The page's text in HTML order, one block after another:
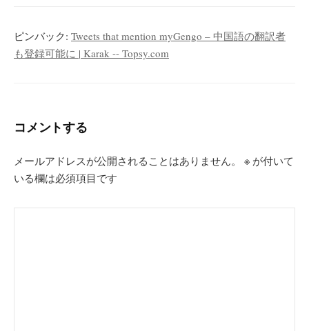
ピンバック: Tweets that mention myGengo – 中国語の翻訳者
も登録可能に | Karak -- Topsy.com
コメントする
メールアドレスが公開されることはありません。 ※ が付いて
いる欄は必須項目です